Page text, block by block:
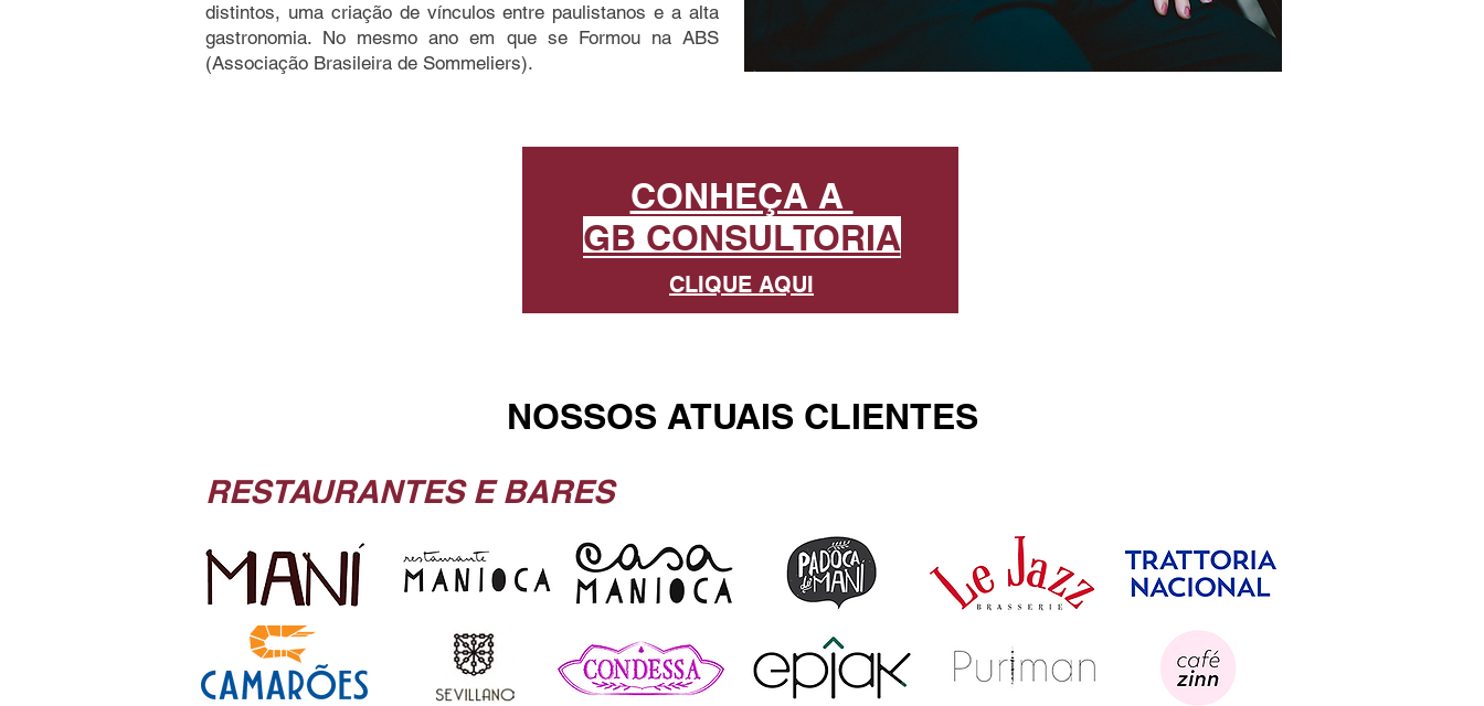
distintos, uma criação de vínculos entre paulistanos e a alta
gastronomia. No mesmo ano em que se Formou na ABS
(Associação Brasileira de Sommeliers).
CONHEÇA A
GB CONSULTORIA
CLIQUE AQUI
NOSSOS ATUAIS CLIENTES
RESTAURANTES E BARES